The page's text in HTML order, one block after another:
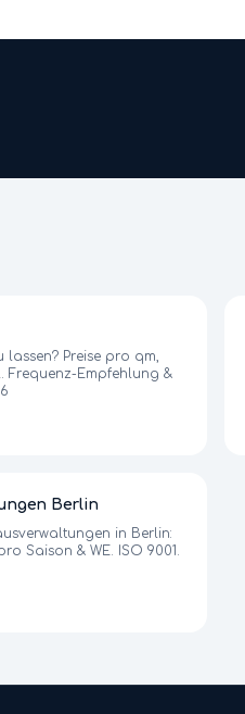
lassen? Preise pro qm,
Frequenz-Empfehlung &
Berlin
in Berlin:
Saison & WE. ISO 9001.